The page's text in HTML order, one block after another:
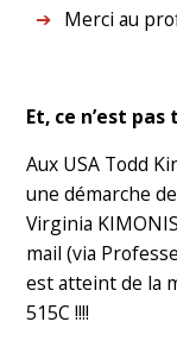
Merci au
Et, ce n’est
Aux USA Todd
une démarche
Virginia
mail (via
est atteint de la
515C !!!!